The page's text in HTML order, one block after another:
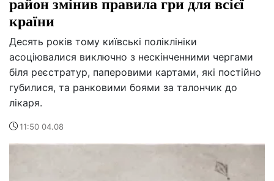
країни
Десять років тому київські поліклініки
асоціювалися виключно з нескінченними чергами
біля реєстратур, паперовими картами, які постійно
губилися, та ранковими боями за талончик до
лікаря.
11:50 04.08